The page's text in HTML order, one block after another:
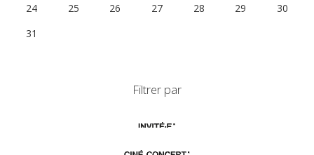
24
25 26 27 28 29
30
31
Filtrer par